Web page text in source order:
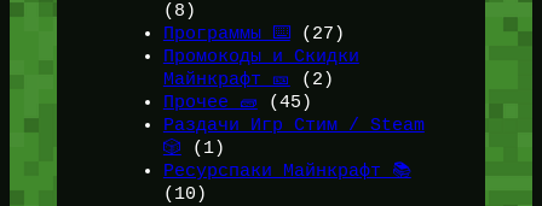
(8)
Программы ⌨️(27)
Промокоды и Скидки
Майнкрафт 🎫
(2)
Прочее 🧱 (45)
Раздачи Игр Стим / Steam
🎲 (1)
Ресурспаки Майнкрафт 📚
(10)